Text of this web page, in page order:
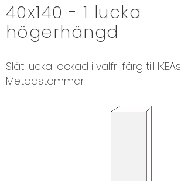
40x140 - 1 lucka
högerhängd
​Slät lucka lackad i valfri färg till IKEAs
Metodstommar